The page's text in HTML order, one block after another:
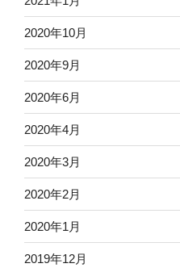
2020年10月
2020年9月
2020年6月
2020年4月
2020年3月
2020年2月
2020年1月
2019年12月